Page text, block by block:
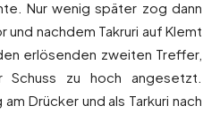
Nur wenig später zog dann
und nachdem Takruri auf Klemt
erlösenden zweiten Treffer,
zu hoch angesetzt.
Drücker und als Tarkuri nach